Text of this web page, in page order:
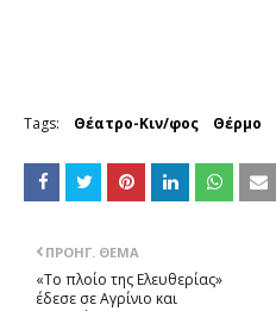
Tags: Θέατρο-Κιν/φος Θέρμο
ΠΡΟΗΓ. ΘΈΜΑ
«Το πλοίο της Ελευθερίας»
έδεσε σε Αγρίνιο και